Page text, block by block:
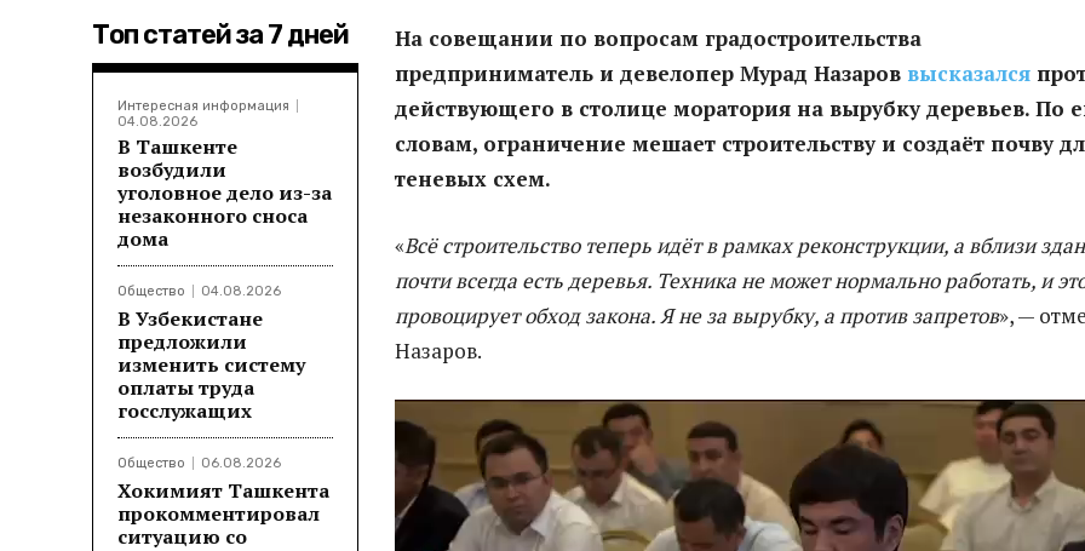
Топ статей за 7 дней
Интересная информация
04.08.2026
В Ташкенте
возбудили
уголовное дело из-за
незаконного сноса
дома
Общество 04.08.2026
В Узбекистане
предложили
изменить систему
оплаты труда
госслужащих
Общество 06.08.2026
Хокимият Ташкента
прокомментировал
ситуацию со
На совещании по вопросам градостроительства
предприниматель и девелопер Мурад Назаров высказался
действующего в столице моратория на вырубку деревьев. По
словам, ограничение мешает строительству и создаёт почву
теневых схем.
«Всё строительство теперь идёт в рамках реконструкции, а вблизи
почти всегда есть деревья. Техника не может нормально работать, и
провоцирует обход закона. Я не за вырубку, а против запретов», —
Назаров.